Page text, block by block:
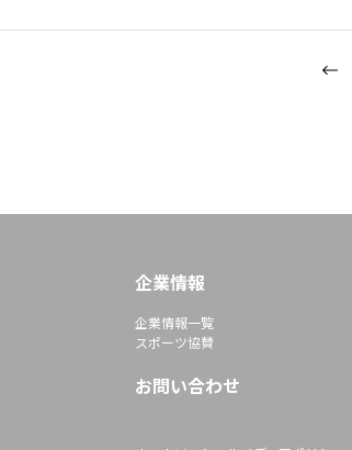
企業情報
企業情報一覧
スポーツ協賛
お問い合わせ